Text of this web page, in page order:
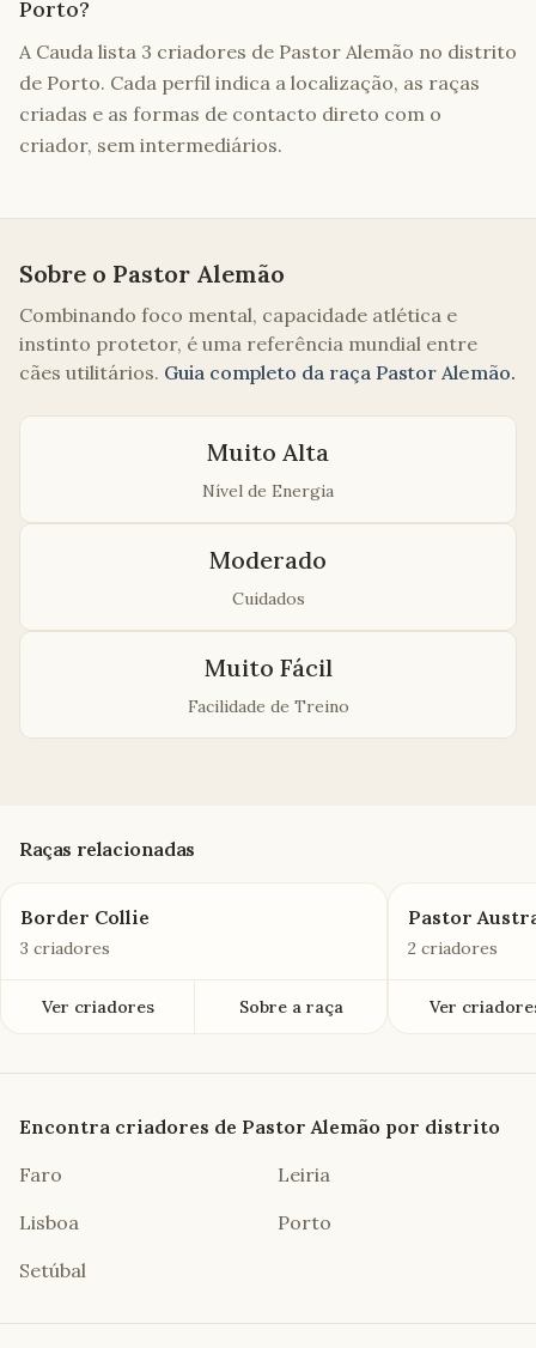
Porto?
A Cauda lista 3 criadores de Pastor Alemão no distrito
de Porto. Cada perfil indica a localização, as raças
criadas e as formas de contacto direto com o
criador, sem intermediários.
Sobre o Pastor Alemão
Combinando foco mental, capacidade atlética e
instinto protetor, é uma referência mundial entre
cães utilitários. Guia completo da raça Pastor Alemão.
Muito Alta
Nível de Energia
Moderado
Cuidados
Muito Fácil
Facilidade de Treino
Raças relacionadas
Border Collie
3 criadores
Ver criadores Sobre a raça
Pastor
2 criadores
Ver
Encontra criadores de Pastor Alemão por distrito
Faro
Leiria
Lisboa
Porto
Setúbal